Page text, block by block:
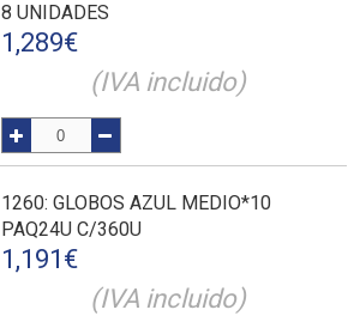
8 UNIDADES
1,289€
(IVA incluido)
1260: GLOBOS AZUL MEDIO*10
PAQ24U C/360U
1,191 €
(IVA incluido)